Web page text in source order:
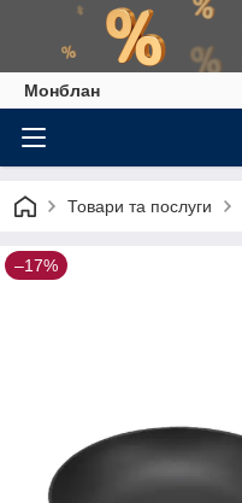
Монблан
Товари та послуги
–17%